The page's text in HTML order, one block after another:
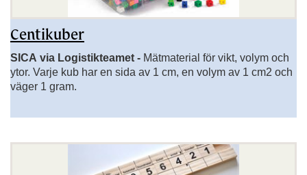
Centikuber
SICA via Logistikteamet - Mätmaterial för vikt, volym och
ytor. Varje kub har en sida av 1 cm, en volym av 1 cm2 och
väger 1 gram.